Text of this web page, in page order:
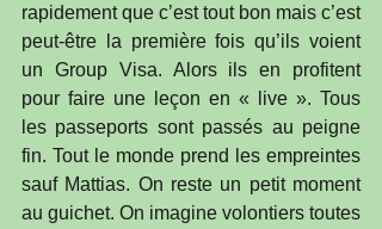
rapidement que c’est tout bon mais c’est
peut-être la première fois qu’ils voient
un Group Visa. Alors ils en profitent
pour faire une leçon en « live ». Tous
les passeports sont passés au peigne
fin. Tout le monde prend les empreintes
sauf Mattias. On reste un petit moment
au guichet. On imagine volontiers toutes